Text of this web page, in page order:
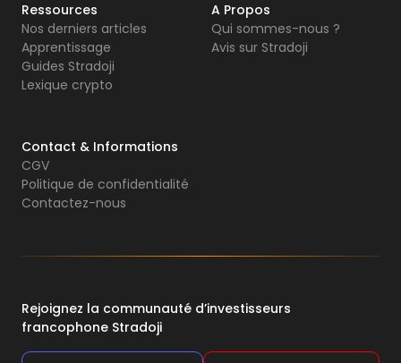
Ressources
Nos derniers articles
Apprentissage
Guides Stradoji
Lexique crypto
A Propos
Qui sommes-nous ?
Avis sur Stradoji
Contact & Informations
CGV
Politique de confidentialité
Contactez-nous
Rejoignez la communauté d’investisseurs
francophone Stradoji